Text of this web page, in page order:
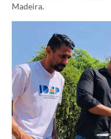
Madeira.